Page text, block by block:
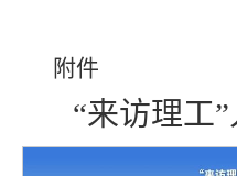
附件
“来访理工